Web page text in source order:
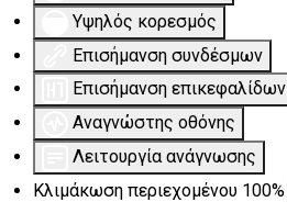
Υψηλός κορεσμός
Επισήμανση συνδέσμων
Επισήμανση επικεφαλίδων
Αναγνώστης οθόνης
Λειτουργία ανάγνωσης
Κλιμάκωση περιεχομένου 100%